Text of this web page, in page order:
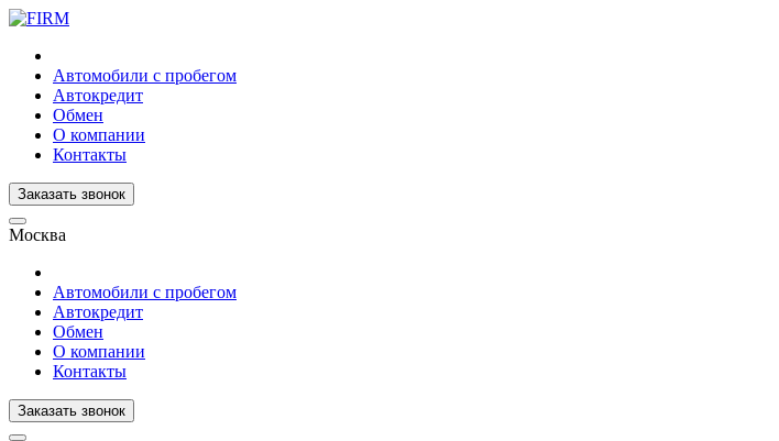
Автомобили с пробегом
Автокредит
Обмен
О компании
Контакты
Заказать звонок
Москва
Автомобили с пробегом
Автокредит
Обмен
О компании
Контакты
Заказать звонок